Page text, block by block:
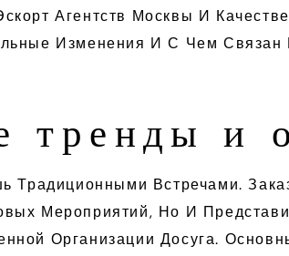
Агентств Москвы И
Изменения И С Чем
тренды и
Встречами.
Мероприятий, Но И
Организации Досуга.